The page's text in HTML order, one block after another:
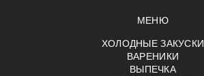
МЕНЮ
ХОЛОДНЫЕ ЗАКУСКИ
ВАРЕНИКИ
ВЫПЕЧКА